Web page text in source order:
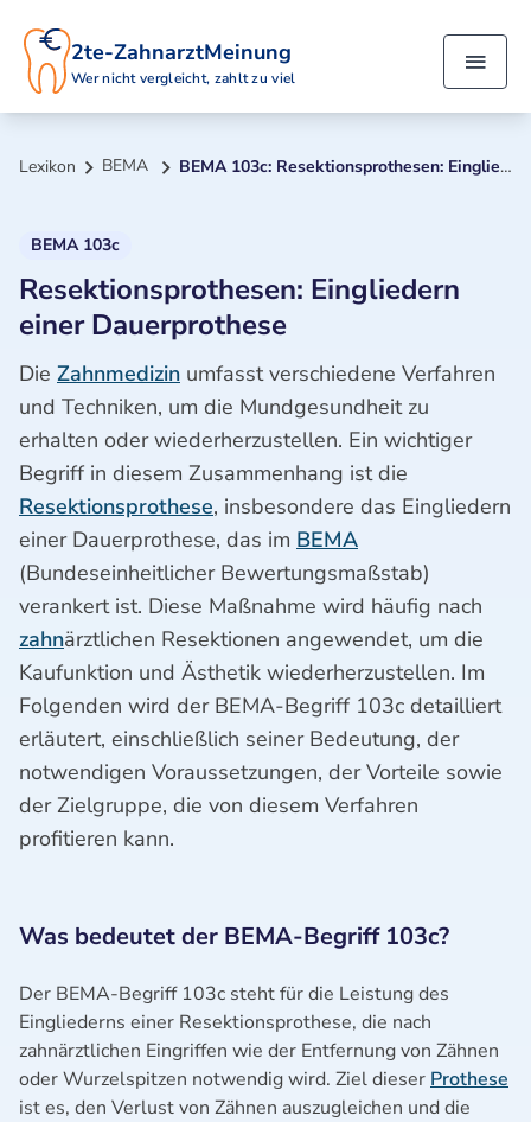
2te-ZahnarztMeinung
Wer nicht vergleicht, zahlt zu viel
Lexikon BEMA BEMA 103c: Resektionsprothesen: Eingliedern einer Dauerprothese
BEMA 103c
Resektionsprothesen: Eingliedern
einer Dauerprothese
Die Zahnmedizin umfasst verschiedene Verfahren
und Techniken, um die Mundgesundheit zu
erhalten oder wiederherzustellen. Ein wichtiger
Begriff in diesem Zusammenhang ist die
Resektionsprothese, insbesondere das Eingliedern
einer Dauerprothese, das im BEMA
(Bundeseinheitlicher Bewertungsmaßstab)
verankert ist. Diese Maßnahme wird häufig nach
zahnärztlichen Resektionen angewendet, um die
Kaufunktion und Ästhetik wiederherzustellen. Im
Folgenden wird der BEMA-Begriff 103c detailliert
erläutert, einschließlich seiner Bedeutung, der
notwendigen Voraussetzungen, der Vorteile sowie
der Zielgruppe, die von diesem Verfahren
profitieren kann.
Was bedeutet der BEMA-Begriff 103c?
Der BEMA-Begriff 103c steht für die Leistung des
Eingliederns einer Resektionsprothese, die nach
zahnärztlichen Eingriffen wie der Entfernung von Zähnen
oder Wurzelspitzen notwendig wird. Ziel dieser Prothese
ist es, den Verlust von Zähnen auszugleichen und die